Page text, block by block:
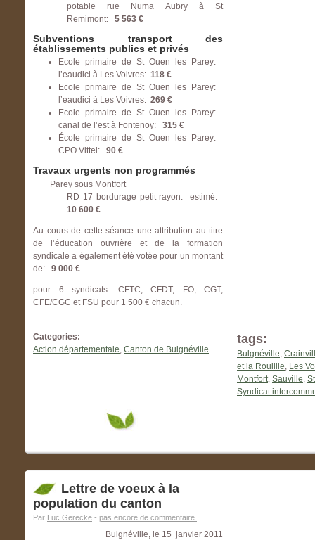
potable rue Numa Aubry à St
Remimont:
5 563 €
Subventions transport des
établissements publics et privés
Ecole primaire de St Ouen les Parey:
l’eaudici à Les Voivres: 118 €
Ecole primaire de St Ouen les Parey:
l’eaudici à Les Voivres: 269 €
Ecole primaire de St Ouen les Parey:
canal de l’est à Fontenoy:
315 €
École primaire de St Ouen les Parey:
CPO Vittel:
90 €
Travaux urgents non programmés
Parey sous Montfort
RD 17 bordurage petit rayon: estimé:
10 600 €
Au cours de cette séance une attribution au titre
de l’éducation ouvrière et de la formation
syndicale a également été votée pour un montant
de: 9 000 €
pour 6 syndicats: CFTC, CFDT, FO, CGT,
CFE/CGC et FSU pour 1 500 € chacun.
Categories:
Action départementale Canton de Bulgnéville
tags:
Bulgnéville
et la Rouillie Les
Montfort Sauville
Syndicat
Lettre de voeux à la
population du canton
Par Luc Gerecke - pas encore de commentaire.
Bulgnéville, le 15 janvier 2011